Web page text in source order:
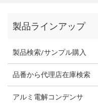
製品ラインアップ
製品検索/サンプル購入
品番から代理店在庫検索
アルミ電解コンデンサ